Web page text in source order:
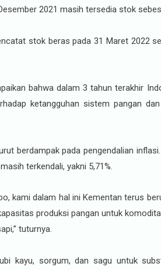
2021 masih tersedia stok
stok beras pada 31 Maret 2022
bahwa dalam 3 tahun terakhir
ketangguhan sistem pangan
berdampak pada pengendalian
terkendali, yakni 5,71%.
kami dalam hal ini Kementan terus
produksi pangan untuk
tuturnya.
kayu, sorgum, dan sagu untuk